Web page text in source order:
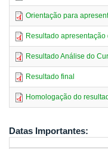
Orientação para
Resultado
Resultado Análise do
Resultado final
Homologação do
Datas Importantes: